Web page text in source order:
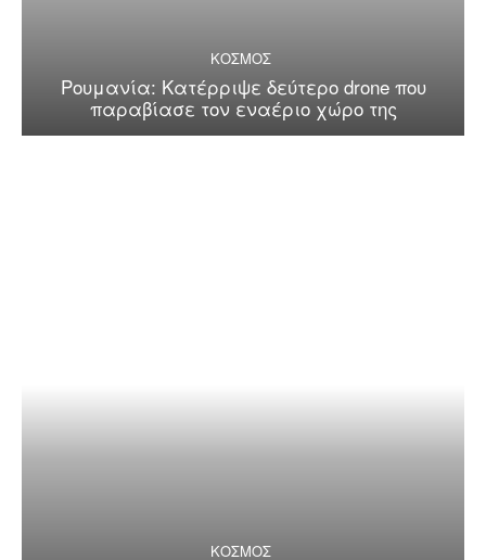
ΚΟΣΜΟΣ
Ρουμανία: Κατέρριψε δεύτερο drone που
παραβίασε τον εναέριο χώρο της
ΚΟΣΜΟΣ